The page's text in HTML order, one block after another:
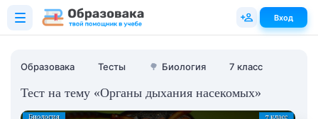
Образовака Тесты 🌳 Биология 7 класс
Тест на тему «Органы дыхания насекомых»
Вход